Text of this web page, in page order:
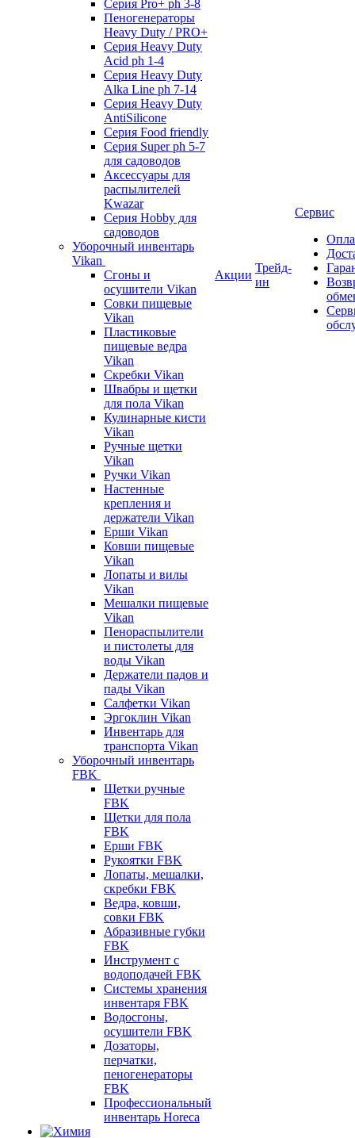
Серия Pro+ ph 3-8
Пеногенераторы
Heavy Duty / PRO+
Серия Heavy Duty
Acid ph 1-4
Серия Heavy Duty
Alka Line ph 7-14
Серия Heavy Duty
AntiSilicone
Серия Food friendly
Серия Super ph 5-7
для садоводов
Аксессуары для
распылителей
Kwazar
Серия Hobby для
садоводов
Уборочный инвентарь
Vikan
Сгоны и
осушители Vikan
Совки пищевые
Vikan
Пластиковые
пищевые ведра
Vikan
Скребки Vikan
Швабры и щетки
для пола Vikan
Кулинарные кисти
Vikan
Ручные щетки
Vikan
Ручки Vikan
Настенные
крепления и
держатели Vikan
Ерши Vikan
Ковши пищевые
Vikan
Лопаты и вилы
Vikan
Мешалки пищевые
Vikan
Пенораспылители
и пистолеты для
воды Vikan
Держатели падов и
пады Vikan
Салфетки Vikan
Эргоклин Vikan
Инвентарь для
транспорта Vikan
Уборочный инвентарь
FBK
Щетки ручные
FBK
Щетки для пола
FBK
Ерши FBK
Рукоятки FBK
Лопаты, мешалки,
скребки FBK
Ведра, ковши,
совки FBK
Абразивные губки
FBK
Инструмент с
водоподачей FBK
Системы хранения
инвентаря FBK
Водосгоны,
осушители FBK
Дозаторы,
перчатки,
пеногенераторы
FBK
Профессиональный
инвентарь Horeca
Акции
Трейд-
ин
Сервис